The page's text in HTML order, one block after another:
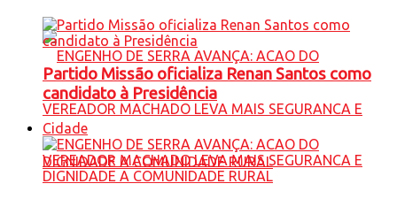
Partido Missão oficializa Renan Santos como
candidato à Presidência
Cidade